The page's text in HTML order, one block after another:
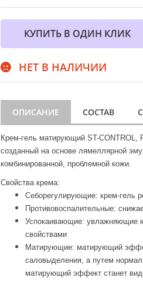
КУПИТЬ В ОДИН КЛИК
НЕТ В НАЛИЧИИ
ОПИСАНИЕ СОСТАВ
Крем-гель матирующий ST-CONTROL,
созданный на основе лямеллярной
комбинированной, проблемной кожи.
Свойства крема:
Себорегулирующие: крем-гель
Противовоспалительные:
Успокаивающие: увлажняющие
свойствами
Матирующие: матирующий
саловыделения, а путем
матирующий эффект станет